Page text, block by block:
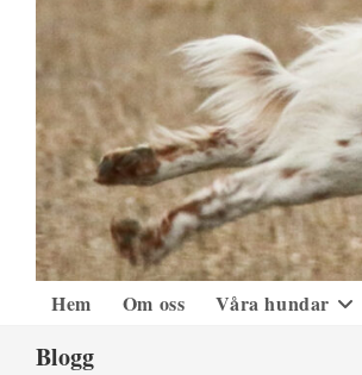
Hem Om oss Våra hundar
Blogg